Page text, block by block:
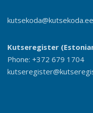
kutsekoda@kutsekoda.ee
Kutseregister
Phone: +372 679 1704